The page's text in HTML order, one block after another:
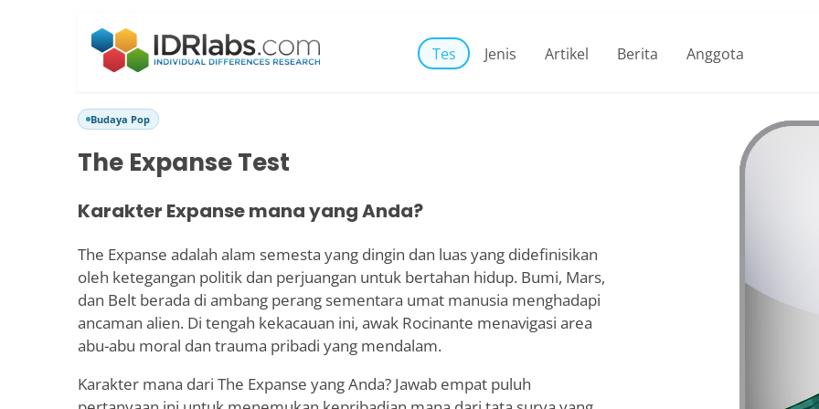
Tes Jenis Artikel Berita Anggota
Budaya Pop
The Expanse Test
Karakter Expanse mana yang Anda?
The Expanse adalah alam semesta yang dingin dan luas yang didefinisikan
oleh ketegangan politik dan perjuangan untuk bertahan hidup. Bumi, Mars,
dan Belt berada di ambang perang sementara umat manusia menghadapi
ancaman alien. Di tengah kekacauan ini, awak Rocinante menavigasi area
abu-abu moral dan trauma pribadi yang mendalam.
Karakter mana dari The Expanse yang Anda? Jawab empat puluh